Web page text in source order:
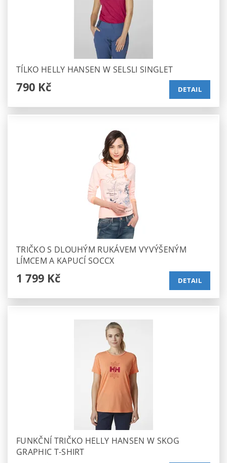
TÍLKO HELLY HANSEN W SELSLI SINGLET
790 Kč DETAIL
TRIČKO S DLOUHÝM RUKÁVEM VYVÝŠENÝM
LÍMCEM A KAPUCÍ SOCCX
1 799 Kč DETAIL
FUNKČNÍ TRIČKO HELLY HANSEN W SKOG
GRAPHIC T-SHIRT